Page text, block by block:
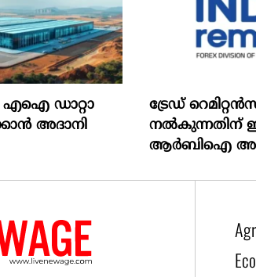
എഐ ഡാറ്റാ
അദാനി
ട്രേഡ്
നല്‍കുന്നതിന്
ആര്‍ബിഐ